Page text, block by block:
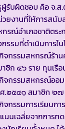
รับผิดชอบ คือ จ.
ยงานที่ให้การสนั
รณ์อำเภอชาติตร
รรมที่ดำเนินการใน
จกรรมสหกรณ์ร้าน
ชิก ๔๖ ราย ทุนเรื
จกรรมสหกรณ์ออ
.๒๕๔๑ สมาชิก ๒๗
จกรรมการเรียนก
นนเฉลี่ยจากการท